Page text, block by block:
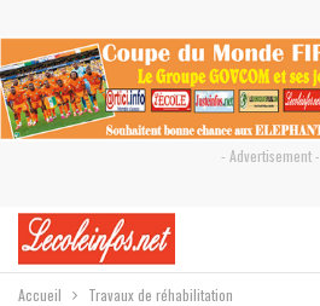
- Advertisement -
Accueil Travaux de réhabilitation